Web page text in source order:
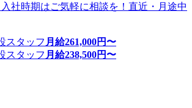
入社時期はご気軽に相談を！直近・月途中
スタッフ 月給261,000円〜
スタッフ 月給238,500円〜